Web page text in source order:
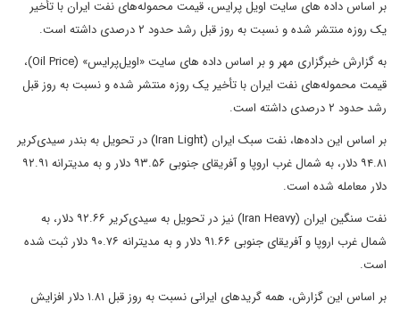
بر اساس داده های سایت اویل پرایس، قیمت محموله‌های نفت ایران با تأخیر
یک روزه منتشر شده و نسبت به روز قبل رشد حدود ۲ درصدی داشته است.
به گزارش خبرگزاری مهر و بر اساس داده های سایت «اویل‌پرایس» (Oil Price)،
قیمت محموله‌های نفت ایران با تأخیر یک روزه منتشر شده و نسبت به روز قبل
رشد حدود ۲ درصدی داشته است.
بر اساس این داده‌ها، نفت سبک ایران (Iran Light) در تحویل به بندر سیدی‌کریر
۹۴.۸۱ دلار، به شمال غرب اروپا و آفریقای جنوبی ۹۳.۵۶ دلار و به مدیترانه ۹۲.۹۱
دلار معامله شده است.
نفت سنگین ایران (Iran Heavy) نیز در تحویل به سیدی‌کریر ۹۲.۶۶ دلار، به
شمال غرب اروپا و آفریقای جنوبی ۹۱.۶۶ دلار و به مدیترانه ۹۰.۷۶ دلار ثبت شده
است.
بر اساس این گزارش، همه گریدهای ایرانی نسبت به روز قبل ۱.۸۱ دلار افزایش